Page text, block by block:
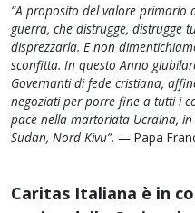
“A proposito del valore primario
guerra, che distrugge, distrugge
disprezzarla. E non
sconfitta. In questo Anno
Governanti di fede cristiana,
negoziati per porre fine a tutti i
pace nella martoriata Ucraina,
Sudan, Nord Kivu”. — Papa
Caritas Italiana è in